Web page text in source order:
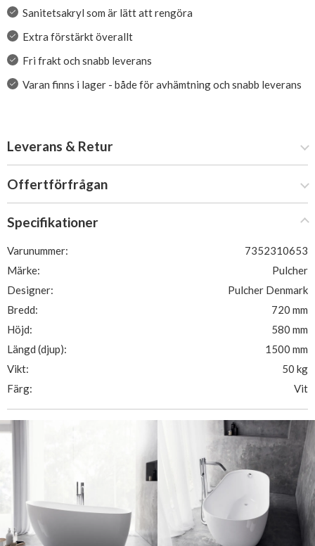
Sanitetsakryl som är lätt att rengöra
Extra förstärkt överallt
Fri frakt och snabb leverans
Varan finns i lager - både för avhämtning och snabb leverans
Leverans & Retur
Offertförfrågan
Specifikationer
Varunummer:
7352310653
Märke:
Pulcher
Designer:
Pulcher Denmark
Bredd:
720 mm
Höjd:
580 mm
Längd (djup):
1500 mm
Vikt:
50 kg
Färg:
Vit